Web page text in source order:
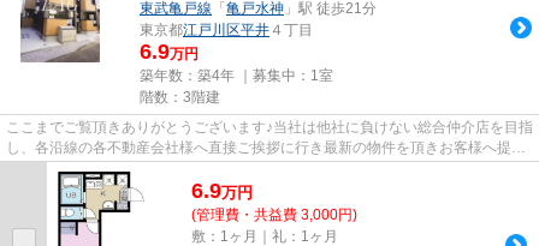
東武亀戸線 「 亀戸水神 」駅 徒歩21分
東京都江戸川区平井 ４丁目
6.9万円
築年数：築4年 ｜募集中： 1室
階数：3階建
ここまでご覧頂きありがとうございます♪当社は他社に負けない総合仲介店を目指
し、各沿線の各不動産会社様へ直接ご挨拶に行き最新の物件を頂きお客様へ提供
しております！最新の情報は...
6.9万円
(管理費・共益費 3,000円)
敷：1ヶ月｜礼：1ヶ月